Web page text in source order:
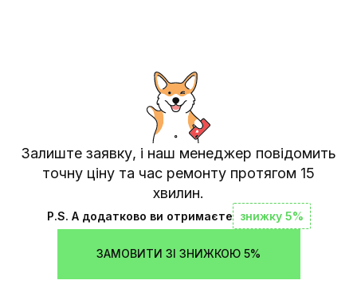
Залиште заявку, і наш менеджер повідомить
точну ціну та час ремонту протягом 15
хвилин.
P.S. А додатково ви отримаєте знижку 5%
ЗАМОВИТИ ЗІ ЗНИЖКОЮ 5%